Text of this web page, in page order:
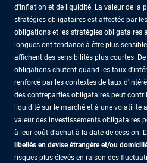
d'inflation et de liquidité. La valeur de la
stratégies obligataires est affectée par
obligations et les stratégies obligataires
longues ont tendance à être plus
affichent des sensibilités plus courtes.
obligations chutent quand les taux
renforcé par les contextes de taux
des contreparties obligataires peut
liquidité sur le marché et à une volatilité
valeur des investissements obligataires
à leur coût d'achat à la date de cession.
libellés en devise étrangère et/ou
risques plus élevés en raison des